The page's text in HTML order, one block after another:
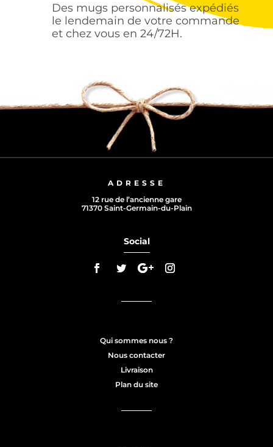
Des mugs personnalisés expédiés
le lendemain de votre commande
et chez vous en 24/72H.
ADRESSE
12 rue de l’ancienne gare
71370 Saint-Germain-du-Plain
Social
Qui sommes nous ?
Nous contacter
Livraison
Plan du site